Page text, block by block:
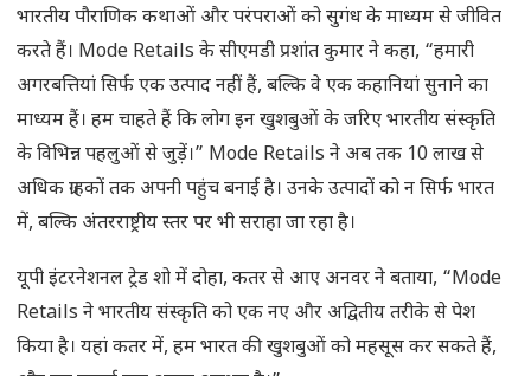
भारतीय पौराणिक कथाओं और परंपराओं को सुगंध के माध्यम से जीवित
करते हैं। Mode Retails के सीएमडी प्रशांत कुमार ने कहा, “हमारी
अगरबत्तियां सिर्फ एक उत्पाद नहीं हैं, बल्कि वे एक कहानियां सुनाने का
माध्यम हैं। हम चाहते हैं कि लोग इन खुशबुओं के जरिए भारतीय संस्कृति
के विभिन्न पहलुओं से जुड़ें।” Mode Retails ने अब तक 10 लाख से
अधिक ग्राहकों तक अपनी पहुंच बनाई है। उनके उत्पादों को न सिर्फ भारत
में, बल्कि अंतरराष्ट्रीय स्तर पर भी सराहा जा रहा है।
यूपी इंटरनेशनल ट्रेड शो में दोहा, कतर से आए अनवर ने बताया, “Mode
Retails ने भारतीय संस्कृति को एक नए और अद्वितीय तरीके से पेश
किया है। यहां कतर में, हम भारत की खुशबुओं को महसूस कर सकते हैं,